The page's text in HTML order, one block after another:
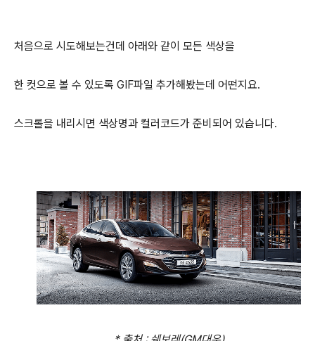
처음으로 시도해보는건데 아래와 같이 모든 색상을
한 컷으로 볼 수 있도록 GIF파일 추가해봤는데 어떤지요.
스크롤을 내리시면 색상명과 컬러코드가 준비되어 있습니다.